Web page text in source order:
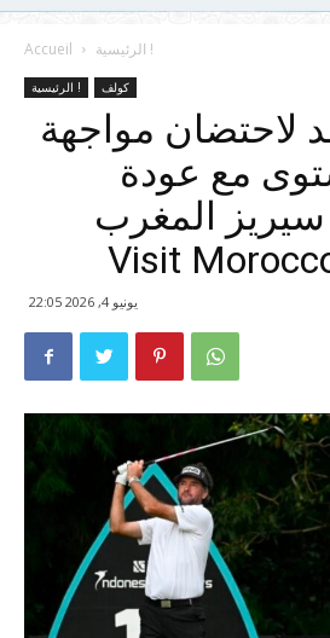
Accueil الرئيسية !
الرئيسية ! كولف
لاحتضان مواجهة
مع عودة
سيريز المغرب
يونيو 4, 2026 22:05